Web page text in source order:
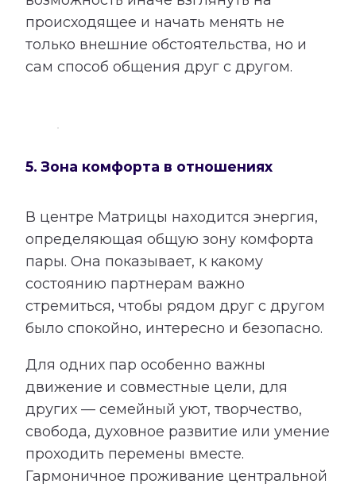
происходящее и начать менять не
только внешние обстоятельства, но и
сам способ общения друг с другом.
5. Зона комфорта в отношениях
В центре Матрицы находится энергия,
определяющая общую зону комфорта
пары. Она показывает, к какому
состоянию партнерам важно
стремиться, чтобы рядом друг с другом
было спокойно, интересно и безопасно.
Для одних пар особенно важны
движение и совместные цели, для
других — семейный уют, творчество,
свобода, духовное развитие или умение
проходить перемены вместе.
Гармоничное проживание центральной